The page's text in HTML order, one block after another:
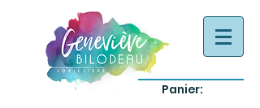
Panier: